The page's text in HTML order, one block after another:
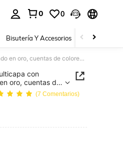
0 0
Bisutería Y Accesorios Zapatos
1 pieza Pulsera de cadena multicapa con colgante de estrella de mar chapado en oro, cuentas de colores, estilo bohemio, para mujeres y señoras, joyería de acero inoxidable para la temporada de vacaciones, regalos para mamá, para fiestas diarias, galas, bodas, San Valentín, aniversarios, festivales de música, Navidad, citas, Día de Pascua
con
oro, cuentas de
señoras, joyería
de vacaciones,
galas, bodas,
música,
(7 Comentarios)